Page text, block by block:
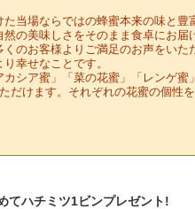
た当場ならではの蜂蜜本来の味と豊
然の美味しさをそのまま食卓にお届
のお客様よりご満足のお声をいた
幸せなことです。
シア蜜」「菜の花蜜」「レンゲ蜜
だけます。それぞれの花蜜の個性を
てハチミツ1ビンプレゼント!